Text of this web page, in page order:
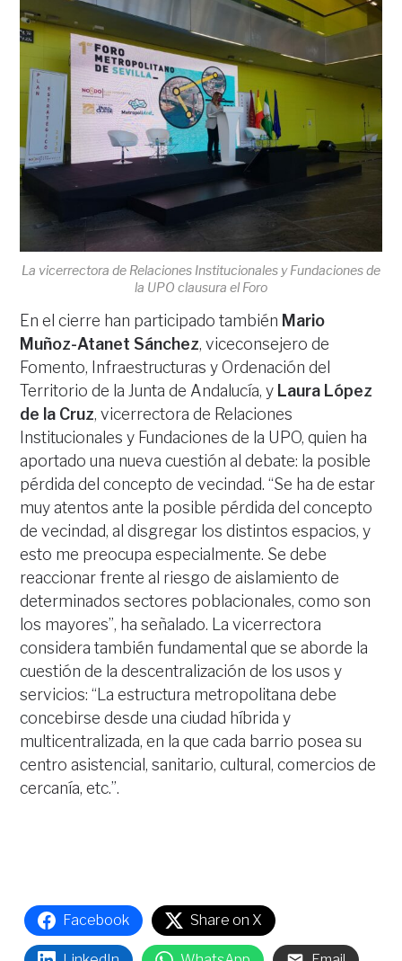
La vicerrectora de Relaciones Institucionales y Fundaciones de
la UPO clausura el Foro
En el cierre han participado también Mario
Muñoz-Atanet Sánchez, viceconsejero de
Fomento, Infraestructuras y Ordenación del
Territorio de la Junta de Andalucía, y Laura López
de la Cruz, vicerrectora de Relaciones
Institucionales y Fundaciones de la UPO, quien ha
aportado una nueva cuestión al debate: la posible
pérdida del concepto de vecindad. “Se ha de estar
muy atentos ante la posible pérdida del concepto
de vecindad, al disgregar los distintos espacios, y
esto me preocupa especialmente. Se debe
reaccionar frente al riesgo de aislamiento de
determinados sectores poblacionales, como son
los mayores”, ha señalado. La vicerrectora
considera también fundamental que se aborde la
cuestión de la descentralización de los usos y
servicios: “La estructura metropolitana debe
concebirse desde una ciudad híbrida y
multicentralizada, en la que cada barrio posea su
centro asistencial, sanitario, cultural, comercios de
cercanía, etc.”.
Facebook Share on X